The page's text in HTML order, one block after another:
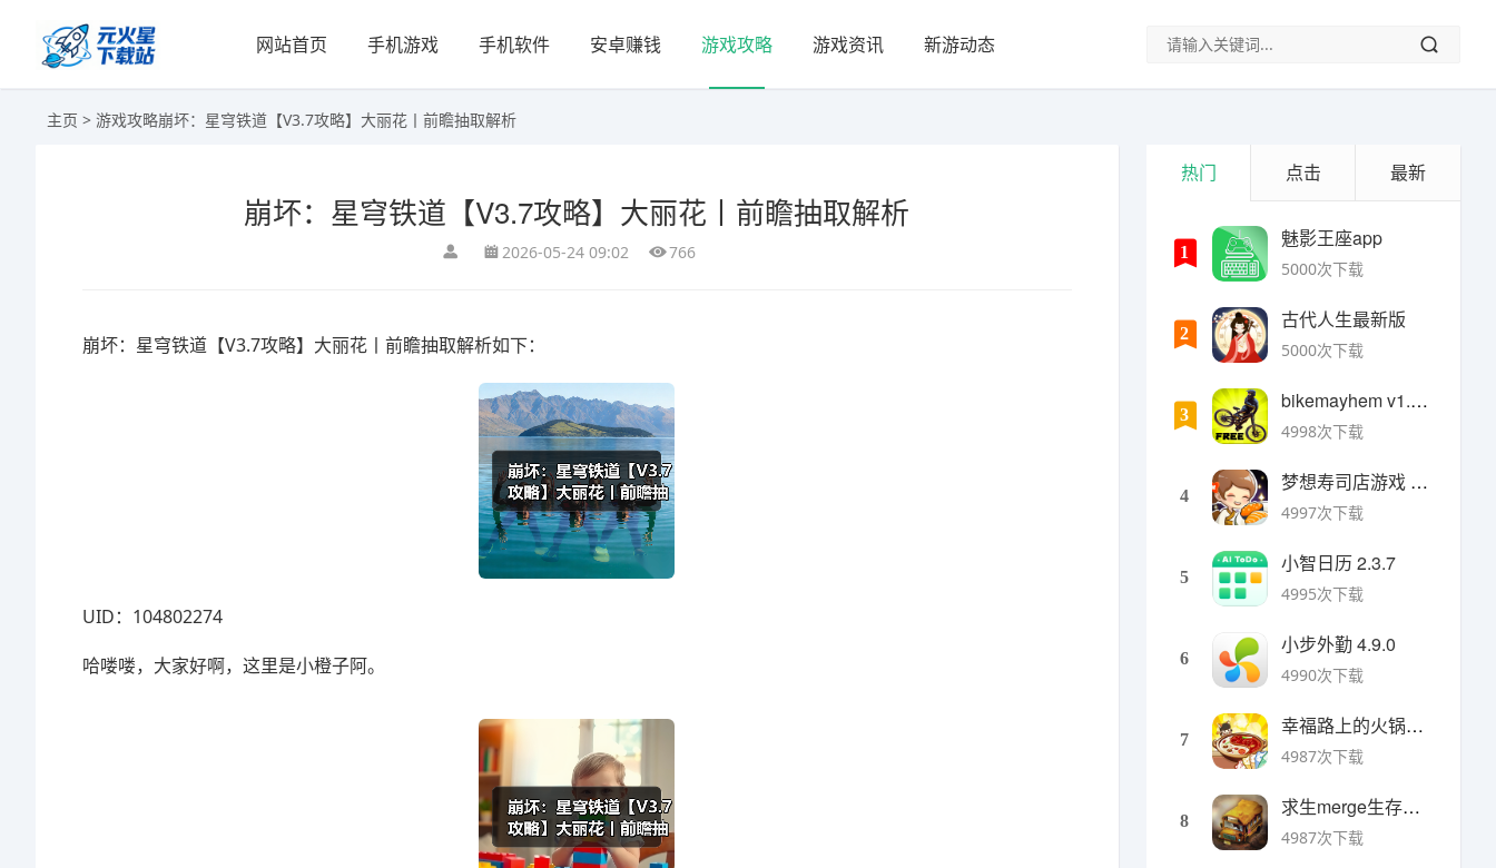
网站首页 手机游戏 手机软件 安卓赚钱 游戏攻略 游戏资讯 新游动态
主页 > 游戏攻略崩坏：星穹铁道【V3.7攻略】大丽花丨前瞻抽取解析
崩坏：星穹铁道【V3.7攻略】大丽花丨前瞻抽取解析
2026-05-24 09:02 766
崩坏：星穹铁道【V3.7攻略】大丽花丨前瞻抽取解析如下：
UID：104802274
哈喽喽，大家好啊，这里是小橙子阿。
热门 点击 最新
1
魅影王座app
5000次下载
2
古代人生最新版
5000次下载
3
bikemayhem v1.6.2安卓版
4998次下载
4
梦想寿司店游戏 v4.14.1安卓版
4997次下载
5
小智日历 2.3.7
4995次下载
6
小步外勤 4.9.0
4990次下载
7
幸福路上的火锅店官方版 v5.3.5安卓版
4987次下载
8
求生merge生存之地手机版 v1.48.0安卓版
4987次下载